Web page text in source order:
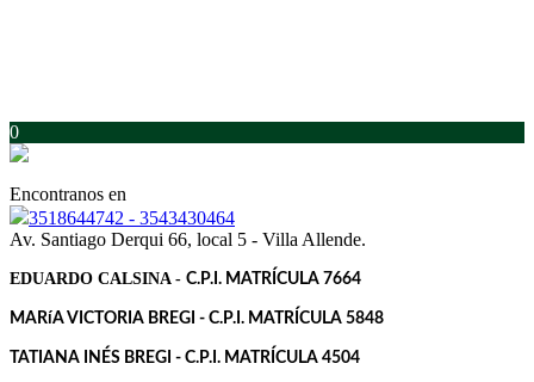
0
Encontranos en
3518644742 - 3543430464
Av. Santiago Derqui 66, local 5 - Villa Allende.
EDUARDO CALSINA - C.P.I. MATRÍCULA 7664
MARíA VICTORIA BREGI - C.P.I. MATRÍCULA 5848
TATIANA INÉS BREGI - C.P.I. MATRÍCULA 4504